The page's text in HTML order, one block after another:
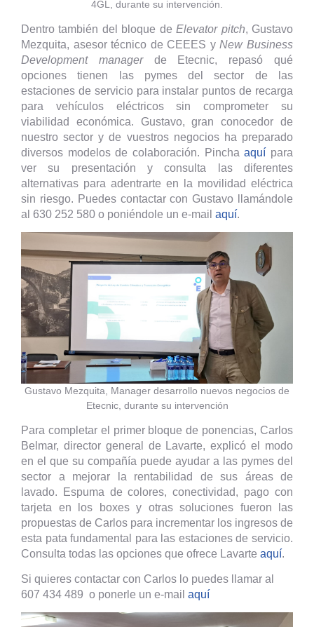
4GL, durante su intervención.
Dentro también del bloque deElevator pitch, Gustavo
Mezquita, asesor técnico de CEEES yNew Business
Development managerde Etecnic, repasó qué
opciones tienen las pymes del sector de las
estaciones de servicio para instalar puntos de recarga
para vehículos eléctricos sin comprometer su
viabilidad económica. Gustavo, gran conocedor de
nuestro sector y de vuestros negocios ha preparado
diversos modelos de colaboración. Pinchaaquí para
ver su presentación y consulta las diferentes
alternativas para adentrarte en la movilidad eléctrica
sin riesgo. Puedes contactar con Gustavo llamándole
al 630 252 580 o poniéndole un e-mail aquí.
Gustavo Mezquita, Manager desarrollo nuevos negocios de
Etecnic, durante su intervención
Para completar el primer bloque de ponencias, Carlos
Belmar, director general de Lavarte, explicó el modo
en el que su compañía puede ayudar a las pymes del
sector a mejorar la rentabilidad de sus áreas de
lavado. Espuma de colores, conectividad, pago con
tarjeta en los boxes y otras soluciones fueron las
propuestas de Carlos para incrementar los ingresos de
esta pata fundamental para las estaciones de servicio.
Consulta todas las opciones que ofrece Lavarte aquí.
Si quieres contactar con Carlos lo puedes llamar al
607 434 489 o ponerle un e-mail aquí